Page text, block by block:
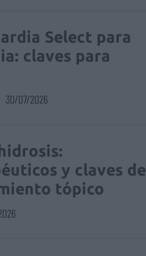
Select para
claves para
30/07/2026
y claves de
tópico